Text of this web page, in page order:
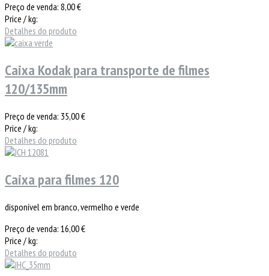
Preço de venda: 8,00 €
Price / kg:
Detalhes do produto
Caixa Kodak para transporte de filmes
120/135mm
Preço de venda: 35,00 €
Price / kg:
Detalhes do produto
Caixa para filmes 120
disponível em branco, vermelho e verde
Preço de venda: 16,00 €
Price / kg:
Detalhes do produto